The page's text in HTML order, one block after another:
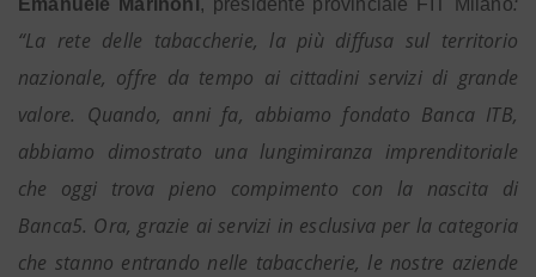
Emanuele Marinoni, presidente provinciale FIT Milano
“La rete delle tabaccherie, la più diffusa sul territorio
nazionale, offre da tempo ai cittadini servizi di grande
valore. Quando, anni fa, abbiamo fondato Banca ITB,
abbiamo dimostrato una lungimiranza imprenditoriale
che oggi trova pieno compimento con la nascita di
Banca5. Ora, grazie ai servizi in esclusiva per la categoria
che stanno entrando nelle tabaccherie, le nostre aziende